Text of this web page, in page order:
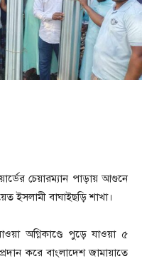
চেয়ারম্যান পাড়ায় আগুনে
ইসলামী বাঘাইছড়ি শাখা।
অগ্নিকাণ্ডে পুড়ে যাওয়া ৫
করে বাংলাদেশ জামায়াতে